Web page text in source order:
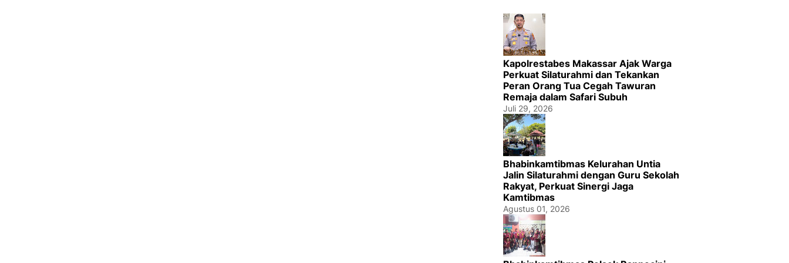
Kapolrestabes Makassar Ajak Warga
Perkuat Silaturahmi dan Tekankan
Peran Orang Tua Cegah Tawuran
Remaja dalam Safari Subuh
Juli 29, 2026
Bhabinkamtibmas Kelurahan Untia
Jalin Silaturahmi dengan Guru Sekolah
Rakyat, Perkuat Sinergi Jaga
Kamtibmas
Agustus 01, 2026